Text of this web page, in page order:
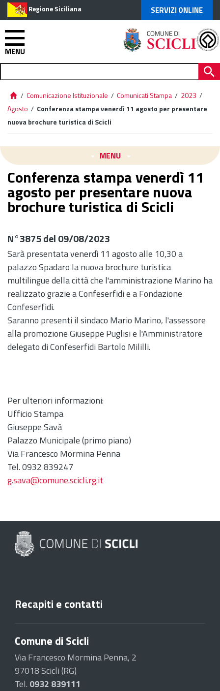
Regione Siciliana SERVIZI ONLINE
MENU
/ Comunicazione Istituzionale / Comunicati Stampa / 2023 /
Agosto / Conferenza stampa venerdì 11 agosto per presentare
nuova brochure turistica di Scicli
MENU
Conferenza stampa venerdì 11
agosto per presentare nuova
brochure turistica di Scicli
N°3875 del 09/08/2023
Sarà presentata venerdì 11 agosto alle 10,30 a
palazzo Spadaro la nuova brochure turistica
multilingue della città che l'amministrazione Marino ha
realizzato grazie a Confeserfidi e a Fondazione
Confeserfidi.
Saranno presenti il sindaco Mario Marino, l'assessore
alla promozione Giuseppe Puglisi e l'Amministratore
delegato di Confeserfidi Bartolo Mililli.
Per ulteriori informazioni:
Ufficio Stampa
Giuseppe Savà
Palazzo Municipale (primo piano)
Via Francesco Mormina Penna
Tel. 0932 839247
g.sava@comune.scicli.rg.it
Recapiti e contatti
Comune di Scicli
Via Francesco Mormina Penna, 2
97018 Scicli (RG)
Tel. 0932 839111